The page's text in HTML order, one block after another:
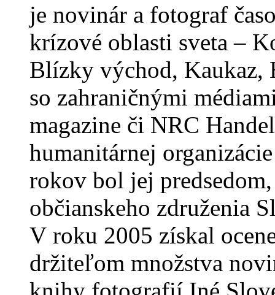
je novinár a fotograf
krízové oblasti sveta –
Blízky východ, Kaukaz,
so zahraničnými
magazine či NRC
humanitárnej
rokov bol jej
občianskeho združenia
V roku 2005 získal
držiteľom množstva